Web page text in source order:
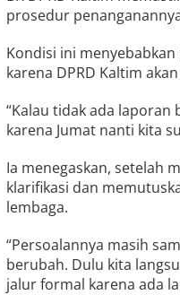
prosedur
Kondisi ini
karena DPRD Kaltim
“Kalau tidak ada laporan
karena Jumat nanti kita
Ia menegaskan, setelah
klarifikasi dan
lembaga.
“Persoalannya masih
berubah. Dulu kita
jalur formal karena ada